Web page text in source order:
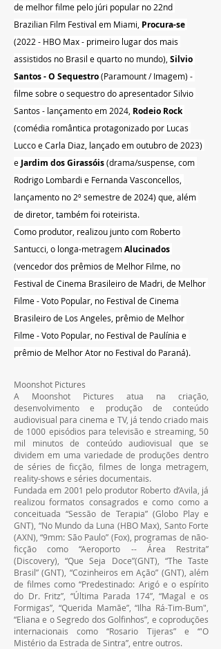
de melhor filme pelo júri popular no 22nd
Brazilian Film Festival em Miami, Procura-se
(2022 - HBO Max - primeiro lugar dos mais
assistidos no Brasil e quarto no mundo), Silvio
Santos - O Sequestro (Paramount / Imagem) -
filme sobre o sequestro do apresentador Silvio
Santos - lançamento em 2024, Rodeio Rock
(comédia romântica protagonizado por Lucas
Lucco e Carla Diaz, lançado em outubro de 2023)
e Jardim dos Girassóis (drama/suspense, com
Rodrigo Lombardi e Fernanda Vasconcellos,
lançamento no 2º semestre de 2024) que, além
de diretor, também foi roteirista.
Como produtor, realizou junto com Roberto
Santucci, o longa-metragem Alucinados
(vencedor dos prêmios de Melhor Filme, no
Festival de Cinema Brasileiro de Madri, de Melhor
Filme - Voto Popular, no Festival de Cinema
Brasileiro de Los Angeles, prêmio de Melhor
Filme - Voto Popular, no Festival de Paulínia e
prêmio de Melhor Ator no Festival do Paraná).
Moonshot Pictures
A Moonshot Pictures atua na criação,
desenvolvimento e produção de conteúdo
audiovisual para cinema e TV, já tendo criado mais
de 1000 episódios para televisão e streaming, 50
mil minutos de conteúdo audiovisual que se
dividem em uma variedade de produções dentro
de séries de ficção, filmes de longa metragem,
reality-shows e séries documentais.
Fundada em 2001 pelo produtor Roberto d’Avila, já
realizou formatos consagrados e como como a
conceituada “Sessão de Terapia” (Globo Play e
GNT), “No Mundo da Luna (HBO Max), Santo Forte
(AXN), “9mm: São Paulo” (Fox), programas de não-
ficção como “Aeroporto -- Área Restrita”
(Discovery), “Que Seja Doce”(GNT), “The Taste
Brasil” (GNT), “Cozinheiros em Ação” (GNT), além
de filmes como “Predestinado: Arigó e o espírito
do Dr. Fritz”, “Última Parada 174”, “Magal e os
Formigas”, “Querida Mamãe”, “Ilha Rá-Tim-Bum",
“Eliana e o Segredo dos Golfinhos”, e coproduções
internacionais como “Rosario Tijeras” e “'O
Mistério da Estrada de Sintra”, entre outros.